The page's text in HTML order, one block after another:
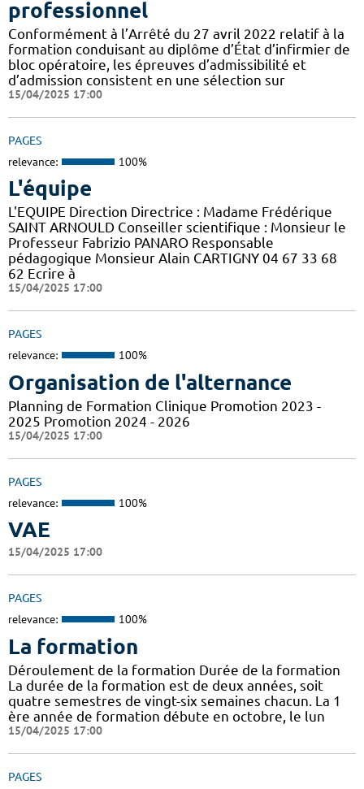
professionnel
Conformément à l’Arrêté du 27 avril 2022 relatif à la
formation conduisant au diplôme d’État d’infirmier de
bloc opératoire, les épreuves d’admissibilité et
d’admission consistent en une sélection sur
15/04/2025 17:00
PAGES
relevance: 100%
L'équipe
L'EQUIPE Direction Directrice : Madame Frédérique
SAINT ARNOULD Conseiller scientifique : Monsieur le
Professeur Fabrizio PANARO Responsable
pédagogique Monsieur Alain CARTIGNY 04 67 33 68
62 Ecrire à
15/04/2025 17:00
PAGES
relevance: 100%
Organisation de l'alternance
Planning de Formation Clinique Promotion 2023 -
2025 Promotion 2024 - 2026
15/04/2025 17:00
PAGES
relevance: 100%
VAE
15/04/2025 17:00
PAGES
relevance: 100%
La formation
Déroulement de la formation Durée de la formation
La durée de la formation est de deux années, soit
quatre semestres de vingt-six semaines chacun. La 1
ère année de formation débute en octobre, le lun
15/04/2025 17:00
PAGES